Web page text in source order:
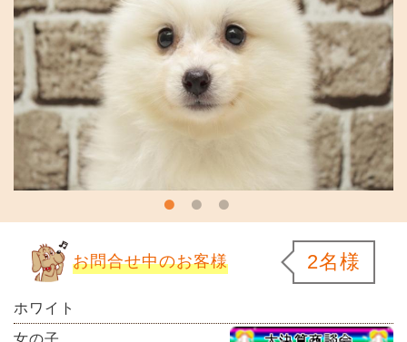
お問合せ中のお客様 2名様
ホワイト
女の子